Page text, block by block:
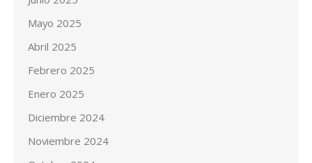
Mayo 2025
Abril 2025
Febrero 2025
Enero 2025
Diciembre 2024
Noviembre 2024